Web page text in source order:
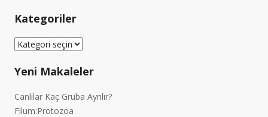
Kategoriler
Kategoriler
Yeni Makaleler
Canlılar Kaç Gruba Ayrılır?
Filum:Protozoa